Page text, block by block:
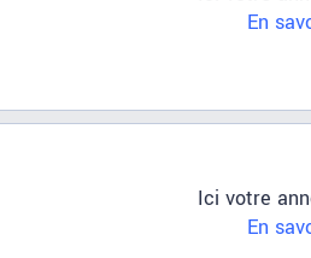
En
Ici votre
En